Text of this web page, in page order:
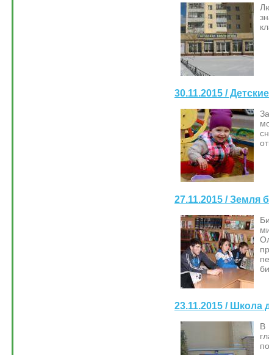
30.11.2015 /
27.11.2015 / Земля
23.11.2015 / Школа
В